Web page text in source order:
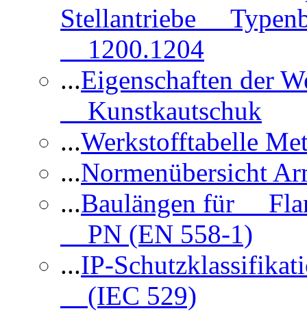
Stellantriebe
1200.1204
...Eigenschaften der
Kunstkautschuk
...Werkstofftabelle
...Normenübersicht
...Baulängen für
PN (EN 558-1)
...IP-
(IEC 529)